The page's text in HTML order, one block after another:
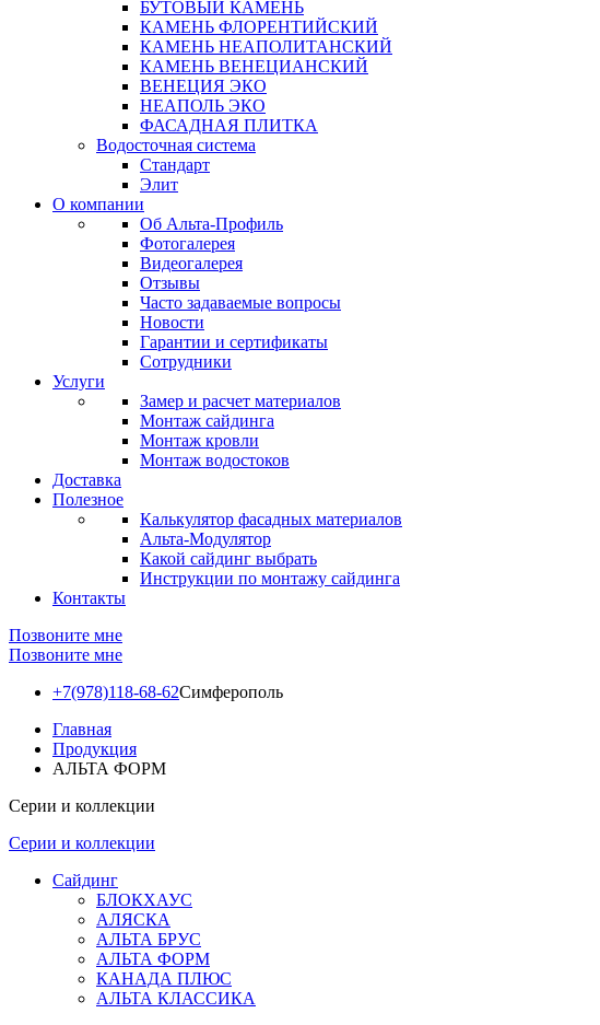
БУТОВЫЙ КАМЕНЬ
КАМЕНЬ ФЛОРЕНТИЙСКИЙ
КАМЕНЬ НЕАПОЛИТАНСКИЙ
КАМЕНЬ ВЕНЕЦИАНСКИЙ
ВЕНЕЦИЯ ЭКО
НЕАПОЛЬ ЭКО
ФАСАДНАЯ ПЛИТКА
Водосточная система
Стандарт
Элит
О компании
Об Альта-Профиль
Фотогалерея
Видеогалерея
Отзывы
Часто задаваемые вопросы
Новости
Гарантии и сертификаты
Сотрудники
Услуги
Замер и расчет материалов
Монтаж сайдинга
Монтаж кровли
Монтаж водостоков
Доставка
Полезное
Калькулятор фасадных материалов
Альта-Модулятор
Какой сайдинг выбрать
Инструкции по монтажу сайдинга
Контакты
Позвоните мне
Позвоните мне
+7(978)118-68-62Симферополь
Главная
Продукция
АЛЬТА ФОРМ
Серии и коллекции
Серии и коллекции
Сайдинг
БЛОКХАУС
АЛЯСКА
АЛЬТА БРУС
АЛЬТА ФОРМ
КАНАДА ПЛЮС
АЛЬТА КЛАССИКА